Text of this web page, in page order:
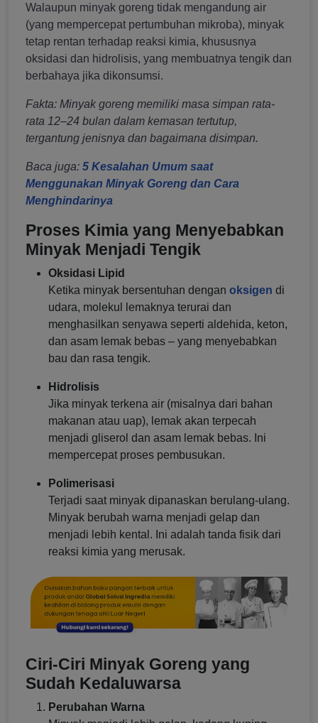
Walaupun minyak goreng tidak mengandung air
(yang mempercepat pertumbuhan mikroba), minyak
tetap rentan terhadap reaksi kimia, khususnya
oksidasi dan hidrolisis, yang membuatnya tengik dan
berbahaya jika dikonsumsi.
Fakta: Minyak goreng memiliki masa simpan rata-
rata 12–24 bulan dalam kemasan tertutup,
tergantung jenisnya dan bagaimana disimpan.
Baca juga: 5 Kesalahan Umum saat
Menggunakan Minyak Goreng dan Cara
Menghindarinya
Proses Kimia yang Menyebabkan
Minyak Menjadi Tengik
Oksidasi Lipid
Ketika minyak bersentuhan dengan oksigen di
udara, molekul lemaknya terurai dan
menghasilkan senyawa seperti aldehida, keton,
dan asam lemak bebas – yang menyebabkan
bau dan rasa tengik.
Hidrolisis
Jika minyak terkena air (misalnya dari bahan
makanan atau uap), lemak akan terpecah
menjadi gliserol dan asam lemak bebas. Ini
mempercepat proses pembusukan.
Polimerisasi
Terjadi saat minyak dipanaskan berulang-ulang.
Minyak berubah warna menjadi gelap dan
menjadi lebih kental. Ini adalah tanda fisik dari
reaksi kimia yang merusak.
Ciri-Ciri Minyak Goreng yang
Sudah Kedaluwarsa
Perubahan Warna